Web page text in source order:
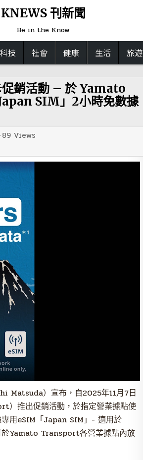
KNEWS 刊新聞
Be in the Know
科技 社會 健康 生活 旅遊
銷活動 – 於 Yamato
SIM」2小時免數據
89 Views
Matsuda）宣布，自2025年11月7日
推出促銷活動，於指定營業據點使
用eSIM「Japan SIM」- 適用於
於Yamato Transport各營業據點內放